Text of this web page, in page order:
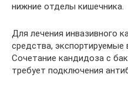
нижние отделы кишечника.
Для лечения инвазивного
средства,
Сочетание кандидоза с
требует подключения